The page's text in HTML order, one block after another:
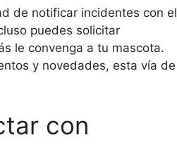
de notificar incidentes con el
puedes solicitar
le convenga a tu mascota.
y novedades, esta vía de
con